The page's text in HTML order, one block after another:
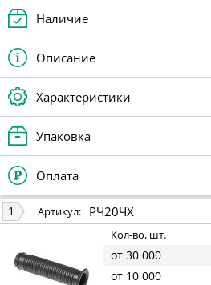
Наличие
Описание
Характеристики
Упаковка
Оплата
1 Артикул: РЧ20ЧХ
Кол-во, шт.
от 30 000
от 10 000